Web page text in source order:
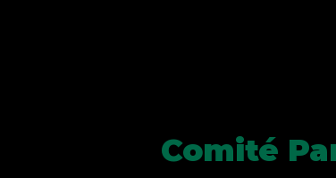
Comité